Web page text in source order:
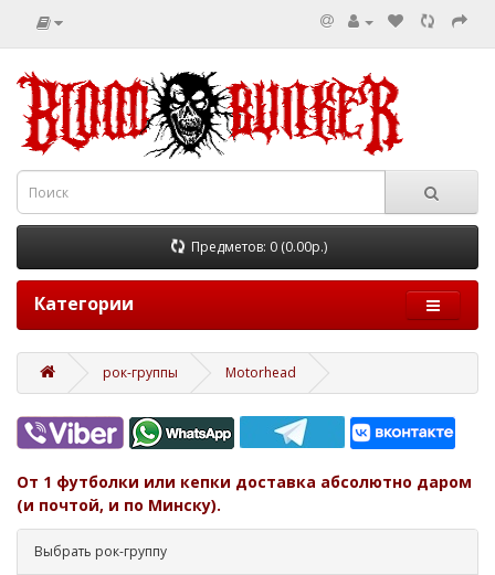
Предметов: 0 (0.00р.)
Категории
рок-группы Motorhead
От 1 футболки или кепки доставка абсолютно даром
(и почтой, и по Минску).
Выбрать рок-группу